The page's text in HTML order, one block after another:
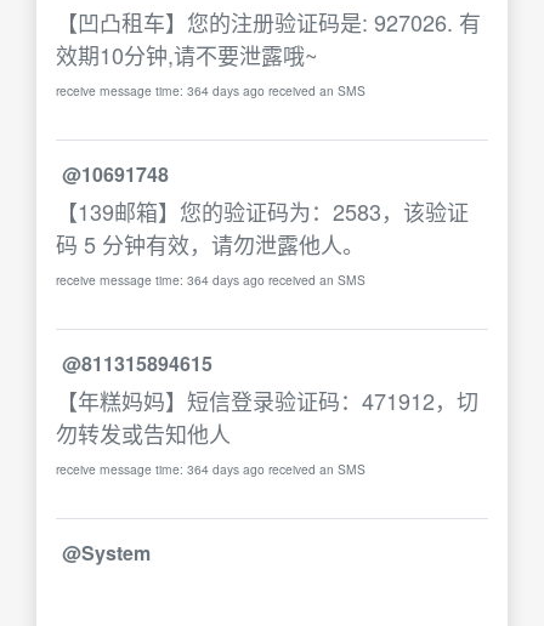
【凹凸租车】您的注册验证码是: 927026. 有
效期10分钟,请不要泄露哦~
receive message time: 364 days ago received an SMS
@10691748
【139邮箱】您的验证码为：2583，该验证
码 5 分钟有效，请勿泄露他人。
receive message time: 364 days ago received an SMS
@811315894615
【年糕妈妈】短信登录验证码：471912，切
勿转发或告知他人
receive message time: 364 days ago received an SMS
@System